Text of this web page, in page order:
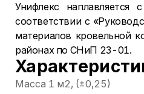
Унифлекс
соответствии с
материалов кровельной
районах по СНиП 23-01.
Масса 1 м2, (±0,25)